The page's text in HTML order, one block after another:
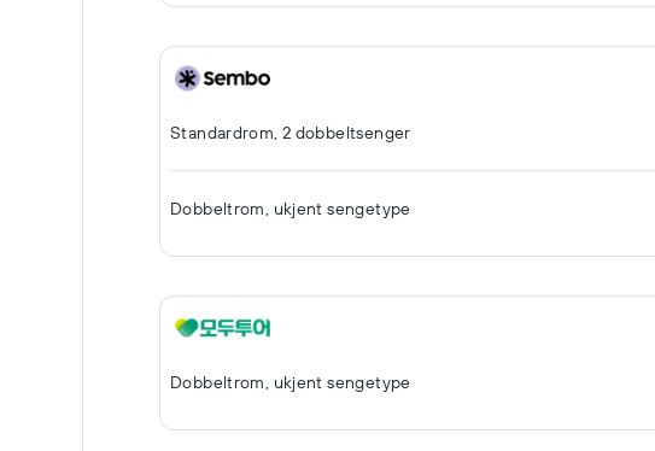
Standardrom, 2 dobbeltsenger
Dobbeltrom, ukjent sengetype
Dobbeltrom, ukjent sengetype